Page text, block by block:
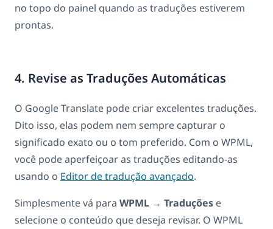
no topo do painel quando as traduções estiverem
prontas.
4. Revise as Traduções Automáticas
O Google Translate pode criar excelentes traduções.
Dito isso, elas podem nem sempre capturar o
significado exato ou o tom preferido. Com o WPML,
você pode aperfeiçoar as traduções editando-as
usando o Editor de tradução avançado.
Simplesmente vá para WPML → Traduções e
selecione o conteúdo que deseja revisar. O WPML